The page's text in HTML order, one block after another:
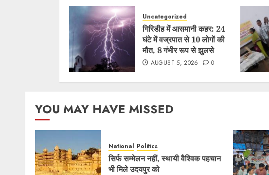
Uncategorized
गिरिडीह में आसमानी कहर: 24
घंटे में वज्रपात से 10 लोगों की
मौत, 8 गंभीर रूप से झुलसे
AUGUST 5, 2026 0
YOU MAY HAVE MISSED
National Politics
सिर्फ सम्मेलन नहीं, स्थायी वैश्विक पहचान
भी मिले उदयपुर को